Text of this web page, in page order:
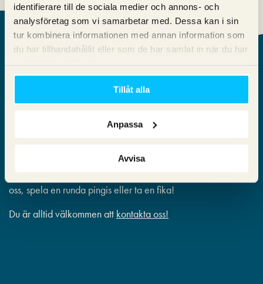
identifierare till de sociala medier och annons- och
analysföretag som vi samarbetar med. Dessa kan i sin
tur kombinera informationen med annan information som
du har tillhandahållit eller som de har samlat in när du har
Tillåt alla
Anpassa
Avvisa
Vårt kontor
Slussen, Stockholm
gärna förbi och hälsa på! Adressen är Stadsgården 6, 116 45
oss, spela en runda pingis eller ta en fika!
Du är alltid välkommen att kontakta oss!